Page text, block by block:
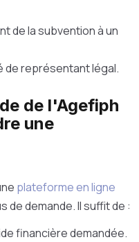
de la subvention à un
de représentant légal.
de l'Agefiph
une
plateforme en ligne
demande. Il suffit de :
financière demandée.